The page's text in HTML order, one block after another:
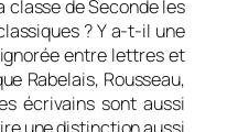
classe de Seconde les
? Y a-t-il une
entre lettres et
Rabelais, Rousseau,
écrivains sont aussi
une distinction aussi